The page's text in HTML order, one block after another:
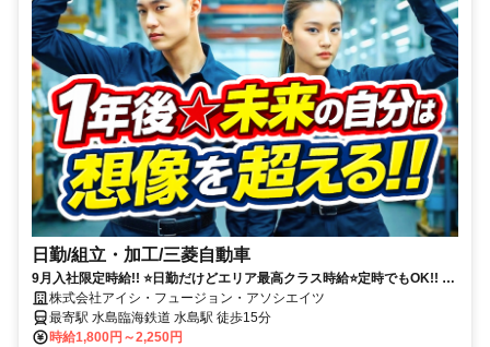
日勤/組立・加工/三菱自動車
9月入社限定時給!! ⭐日勤だけどエリア最高クラス時給⭐定時でもOK!! 稼
ぎたい人は残業でガッツリ頑張る! 自分に合う最高の働き方!! 入社祝金最
大70万円!×寮費ずっと無料
株式会社アイシ・フュージョン・アソシエイツ
最寄駅 水島臨海鉄道 水島駅 徒歩15分
時給1,800円～2,250円